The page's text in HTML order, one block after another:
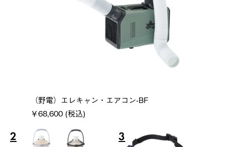
（野電）エレキャン・エアコン-BF
￥68,600 (税込)
2 3